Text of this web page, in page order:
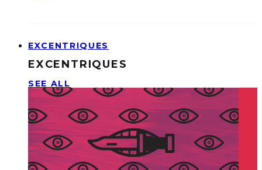
EXCENTRIQUES
EXCENTRIQUES
SEE ALL